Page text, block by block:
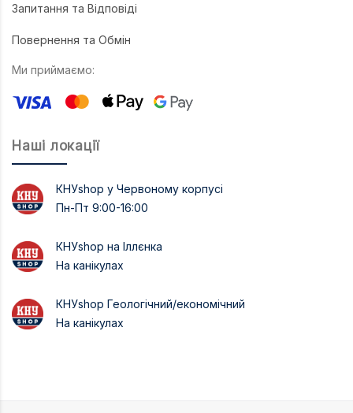
Запитання та Відповіді
Повернення та Обмін
Ми приймаємо:
Наші локації
КНУshop у Червоному корпусі
Пн-Пт 9:00-16:00
КНУshop на Іллєнка
На канікулах
КНУshop Геологічний/економічний
На канікулах